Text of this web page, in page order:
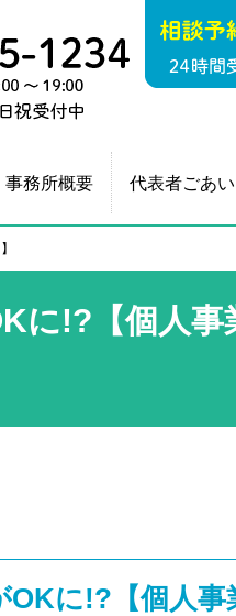
事務所概要 代表者ごあ
に!?【個人事
に!?【個人事